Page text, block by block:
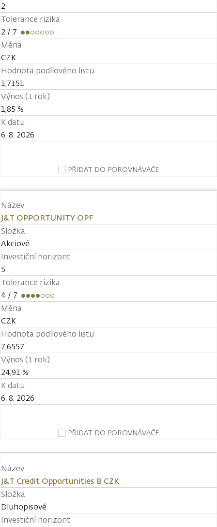
2
Tolerance rizika
2 / 7
Měna
CZK
Hodnota podílového listu
1,7151
Výnos (1 rok)
1,85 %
K datu
6. 8. 2026
PŘIDAT DO POROVNÁVAČE
Název
J&T OPPORTUNITY OPF
Složka
Akciové
Investiční horizont
5
Tolerance rizika
4 / 7
Měna
CZK
Hodnota podílového listu
7,6557
Výnos (1 rok)
24,91 %
K datu
6. 8. 2026
PŘIDAT DO POROVNÁVAČE
Název
J&T Credit Opportunities B CZK
Složka
Dluhopisové
Investiční horizont